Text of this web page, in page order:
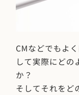
CMなどでもよ
して実際にどの
か？
そしてそれをど